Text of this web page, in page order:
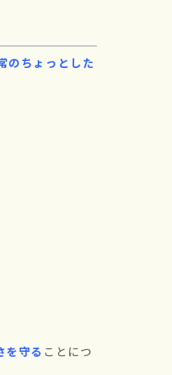
のちょっとした
を守る ことにつ